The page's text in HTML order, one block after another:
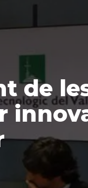
de